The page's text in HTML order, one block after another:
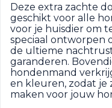
Deze extra zachte
geschikt voor alle
voor je huisdier om
speciaal ontworpen
de ultieme
garanderen.
hondenmand
en kleuren, zodat je
maken voor jouw